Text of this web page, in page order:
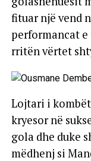
fituar një vend
performancat e
rritën vërtet
Lojtari i
kryesor në
gola dhe duke
mëdhenj si